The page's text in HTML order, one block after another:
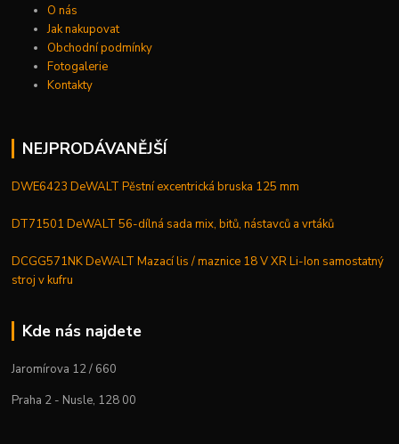
O nás
Jak nakupovat
Obchodní podmínky
Fotogalerie
Kontakty
NEJPRODÁVANĚJŠÍ
DWE6423 DeWALT Pěstní excentrická bruska 125 mm
DT71501 DeWALT 56-dílná sada mix, bitů, nástavců a vrtáků
DCGG571NK DeWALT Mazací lis / maznice 18 V XR Li-Ion samostatný
stroj v kufru
Kde nás najdete
Jaromírova 12 / 660
Praha 2 - Nusle, 128 00